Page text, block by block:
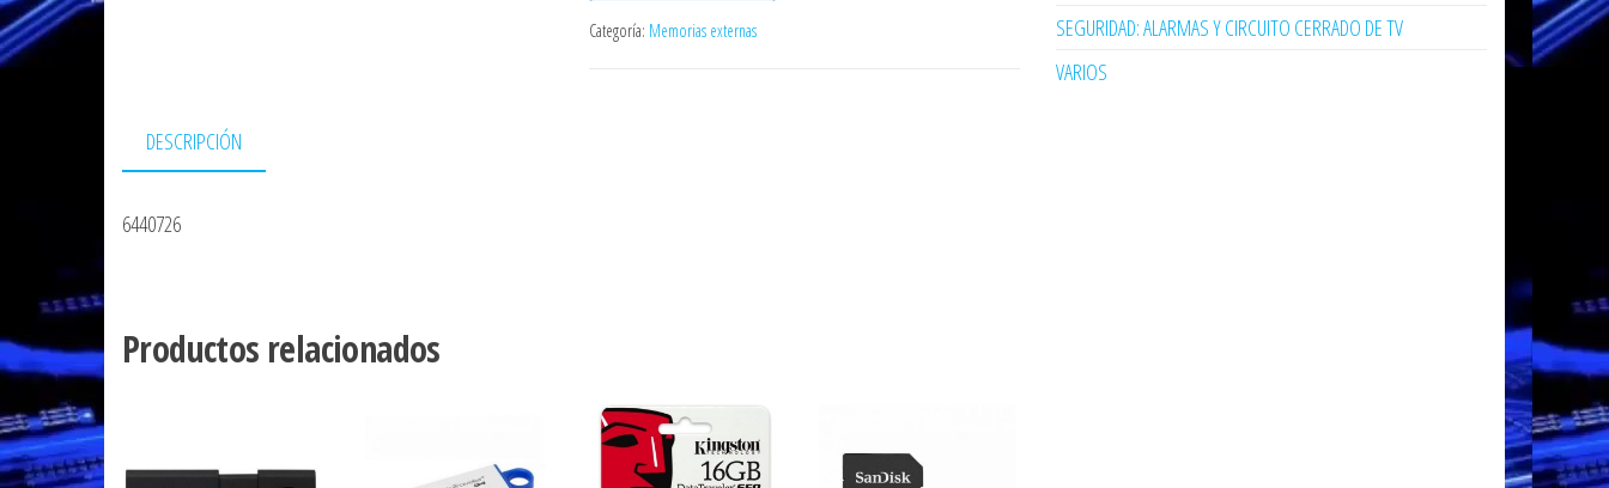
Categoría: Memorias externas
DESCRIPCIÓN
6440726
Productos relacionados
SEGURIDAD: ALARMAS Y CIRCUITO CERRADO DE TV
VARIOS